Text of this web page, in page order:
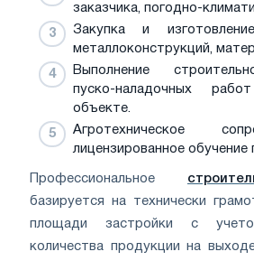
заказчика, погодно-
Закупка и
металлоконструкций,
Выполнение
пуско-наладочных
объекте.
Агротехническое
лицензированное обучение
Профессиональное
базируется на технически
площади застройки с
количества продукции на